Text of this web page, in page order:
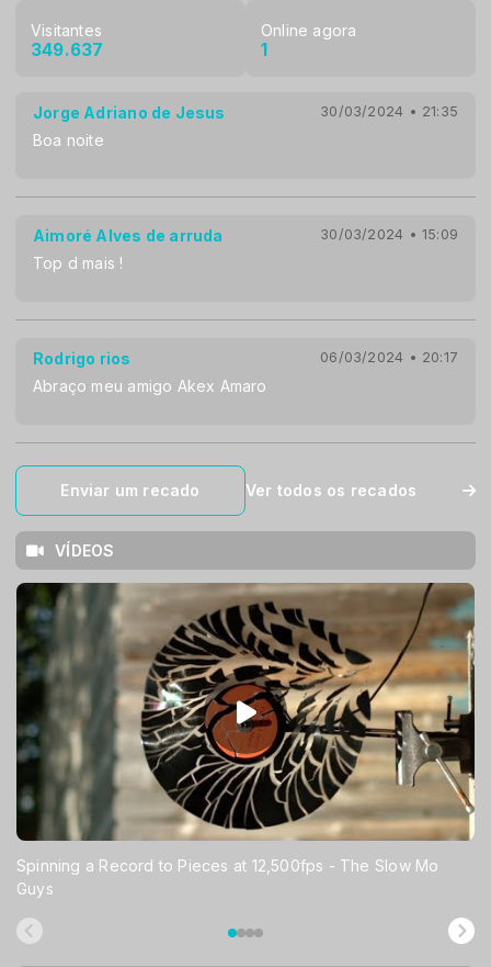
Visitantes
349.637
Online agora
1
Jorge Adriano de Jesus 30/03/2024 • 21:35
Boa noite
Aimoré Alves de arruda 30/03/2024 • 15:09
Top d mais !
Rodrigo rios 06/03/2024 • 20:17
Abraço meu amigo Akex Amaro
Enviar um recado Ver todos os recados
VÍDEOS
Spinning a Record to Pieces at 12,500fps - The Slow Mo
Guys